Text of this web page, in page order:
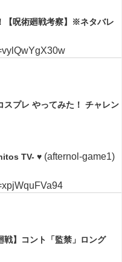
【呪術廻戦考察】※ネタバレ
スプレ やってみた！ チャレン
TV- ♥ (afternol-game1)
戦】コント「監禁」ロング